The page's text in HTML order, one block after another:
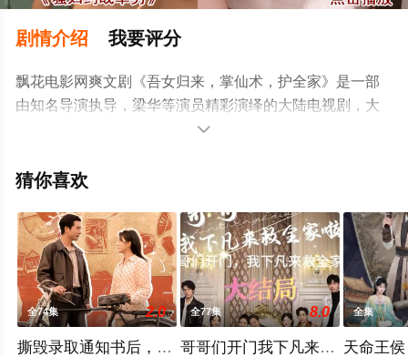
剧情介绍 我要评分
飘花电影网爽文剧《吾女归来，掌仙术，护全家》是一部
由知名导演执导，梁华等演员精彩演绎的大陆电视剧，大
结局剧情已揭晓（全112集），手机免费观看高清未删减完
瓣电视剧、电视猫或剧情网等平台了解。

猜你喜欢
全74集 2.0
撕毁录取通知书后，我觉醒了
全77集 8.0
哥哥们开门我下凡来救全家啦
全集
天命王侯